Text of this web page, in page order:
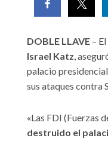
DOBLE LLAVE – El
Israel Katz,
palacio
sus ataques contra
«Las FDI (Fuerzas
destruido el